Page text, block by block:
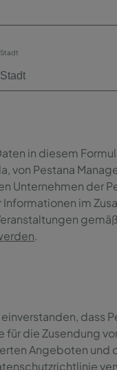
Stadt
in diesem
von Pestana
Unternehmen der
im
.
dass
für die Zusendung
Angeboten und